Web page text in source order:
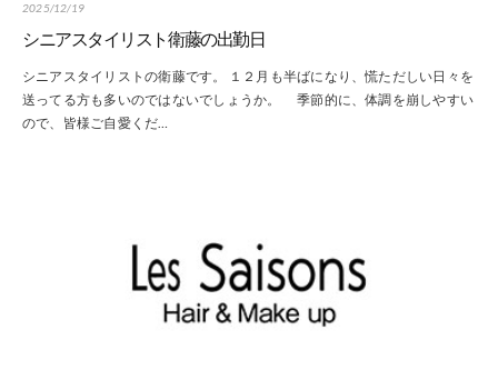
2025/12/19
シニアスタイリスト衛藤の出勤日
シニアスタイリストの衛藤です。 １２月も半ばになり、慌ただしい日々を
送ってる方も多いのではないでしょうか。 季節的に、体調を崩しやすい
ので、皆様ご自愛くだ…